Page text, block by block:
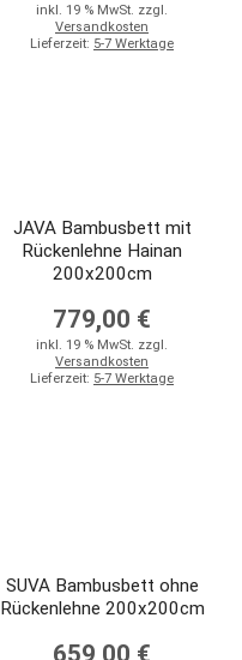
inkl. 19 % MwSt. zzgl.
Versandkosten
Lieferzeit: 5-7 Werktage
JAVA Bambusbett mit
Rückenlehne Hainan
200x200cm
779,00 €
inkl. 19 % MwSt. zzgl.
Versandkosten
Lieferzeit: 5-7 Werktage
SUVA Bambusbett ohne
Rückenlehne 200x200cm
659,00 €